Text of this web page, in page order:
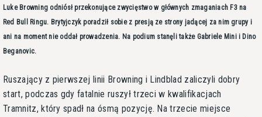
Luke Browning odniósł przekonujące zwycięstwo w głównych zmaganiach F3 na
Red Bull Ringu. Brytyjczyk poradził sobie z presją ze strony jadącej za nim grupy i
ani na moment nie oddał prowadzenia. Na podium stanęli także Gabriele Mini i Dino
Beganovic.
Ruszający z pierwszej linii Browning i Lindblad zaliczyli dobry
start, podczas gdy fatalnie ruszył trzeci w kwalifikacjach
Tramnitz, który spadł na ósmą pozycję. Na trzecie miejsce